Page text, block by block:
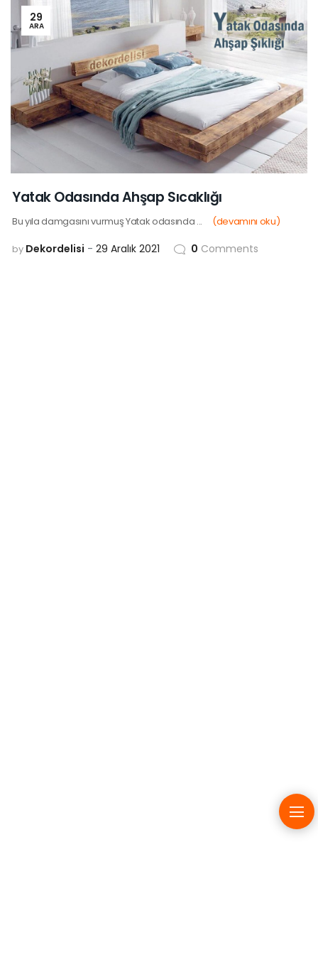
29
ARA
Yatak Odasında Ahşap Sıcaklığı
Bu yıla damgasını vurmuş Yatak odasında ... (devamını oku)
by Dekordelisi 29 Aralık 2021 0 Comments